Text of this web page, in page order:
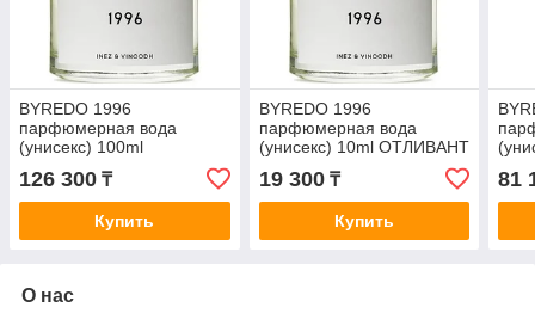
BYREDO 1996
парфюмерная вода
(унисекс) 100ml
126 300 ₸
Купить
BYREDO 1996
парфюмерная вода
(унисекс) 10ml ОТЛИВАНТ
19 300₸
Купить
81
О нас